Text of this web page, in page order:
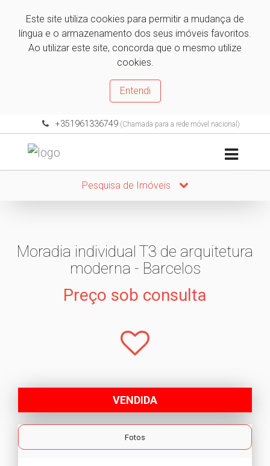
Este site utiliza cookies para permitir a mudança de
língua e o armazenamento dos seus imóveis favoritos.
Ao utilizar este site, concorda que o mesmo utilize
cookies.
Entendi
+351961336749 (Chamada para a rede móvel nacional)
Pesquisa de Imóveis
Moradia individual T3 de arquitetura
moderna - Barcelos
Preço sob consulta
VENDIDA
Fotos